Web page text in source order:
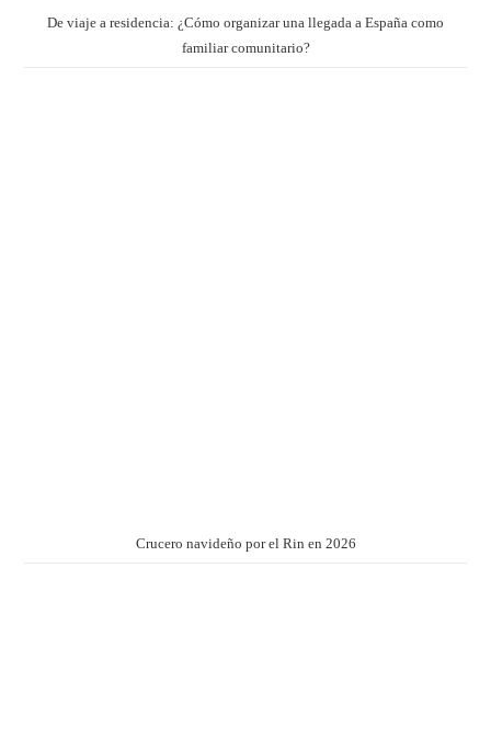
De viaje a residencia: ¿Cómo organizar una llegada a España como
familiar comunitario?
Crucero navideño por el Rin en 2026